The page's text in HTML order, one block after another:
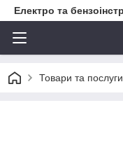
Електро та
Товари та послуги